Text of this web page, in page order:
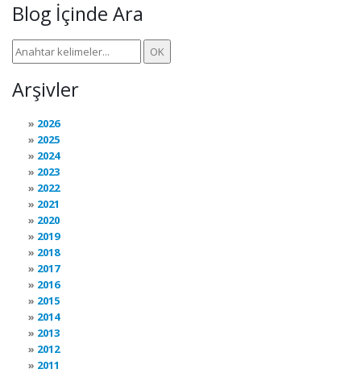
Blog İçinde Ara
Arşivler
2026
2025
2024
2023
2022
2021
2020
2019
2018
2017
2016
2015
2014
2013
2012
2011